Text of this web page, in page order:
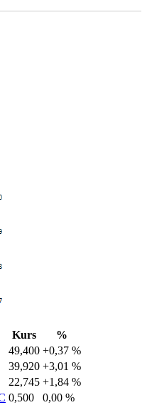
Kurs
%
49,400 +0,37 %
39,920 +3,01 %
22,745 +1,84 %
0,500
0,00 %